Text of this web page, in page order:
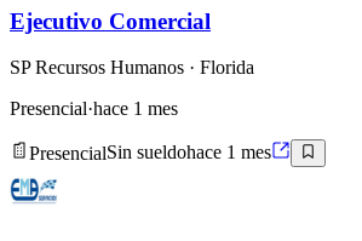
Ejecutivo Comercial
SP Recursos Humanos · Florida
Presencial·hace 1 mes
PresencialSin sueldohace 1 mes